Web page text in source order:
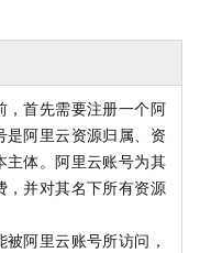
，首先需要注册一个阿
是阿里云资源归属、资
主体。阿里云账号为其
，并对其名下所有资源
阿里云账号所访问，